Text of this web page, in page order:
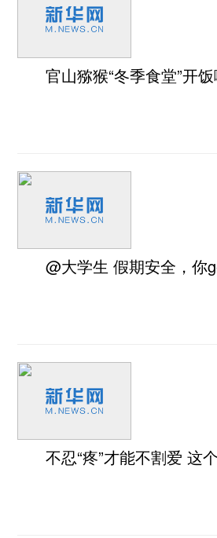
官山猕猴“冬季食堂”开饭
@大学生 假期安全，你
不忍“疼”才能不割爱 这